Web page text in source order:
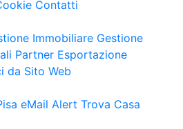
Contatti
Immobiliare Gestione
Partner Esportazione
da Sito Web
eMail Alert Trova Casa